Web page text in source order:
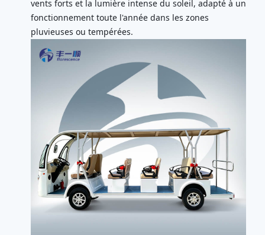
vents forts et la lumière intense du soleil, adapté à un
fonctionnement toute l'année dans les zones
pluvieuses ou tempérées.